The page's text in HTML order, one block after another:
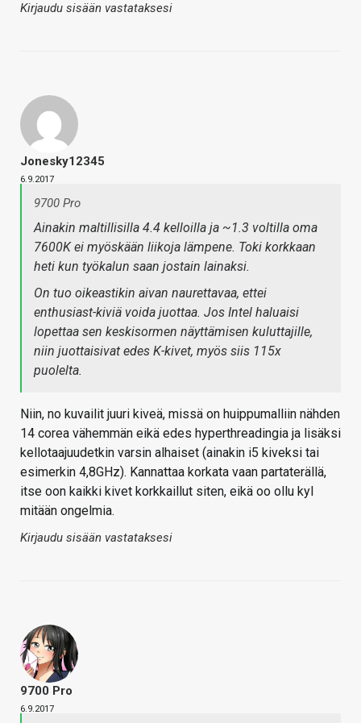
Kirjaudu sisään vastataksesi
Jonesky12345
6.9.2017
9700 Pro
Ainakin maltillisilla 4.4 kelloilla ja ~1.3 voltilla oma
7600K ei myöskään liikoja lämpene. Toki korkkaan
heti kun työkalun saan jostain lainaksi.
On tuo oikeastikin aivan naurettavaa, ettei
enthusiast-kiviä voida juottaa. Jos Intel haluaisi
lopettaa sen keskisormen näyttämisen kuluttajille,
niin juottaisivat edes K-kivet, myös siis 115x
puolelta.
Niin, no kuvailit juuri kiveä, missä on huippumalliin nähden
14 corea vähemmän eikä edes hyperthreadingia ja lisäksi
kellotaajuudetkin varsin alhaiset (ainakin i5 kiveksi tai
esimerkin 4,8GHz). Kannattaa korkata vaan partaterällä,
itse oon kaikki kivet korkkaillut siten, eikä oo ollu kyl
mitään ongelmia.
Kirjaudu sisään vastataksesi
9700 Pro
6.9.2017